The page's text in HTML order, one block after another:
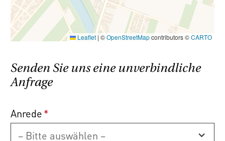
Leaflet | ©OpenStreetMapcontributors ©CARTO
Senden Sie uns eine unverbindliche
Anfrage
Anrede*